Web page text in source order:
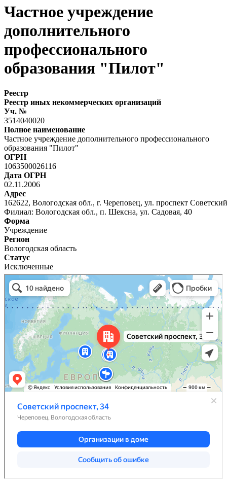
Частное учреждение
дополнительного
профессионального
образования "Пилот"
Реестр
Реестр иных некоммерческих организаций
Уч. №
3514040020
Полное наименование
Частное учреждение дополнительного профессионального
образования "Пилот"
ОГРН
1063500026116
Дата ОГРН
02.11.2006
Адрес
162622, Вологодская обл., г. Череповец, ул. проспект
Филиал: Вологодская обл., п. Шексна, ул. Садовая, 40
Форма
Учреждение
Регион
Вологодская область
Статус
Исключенные